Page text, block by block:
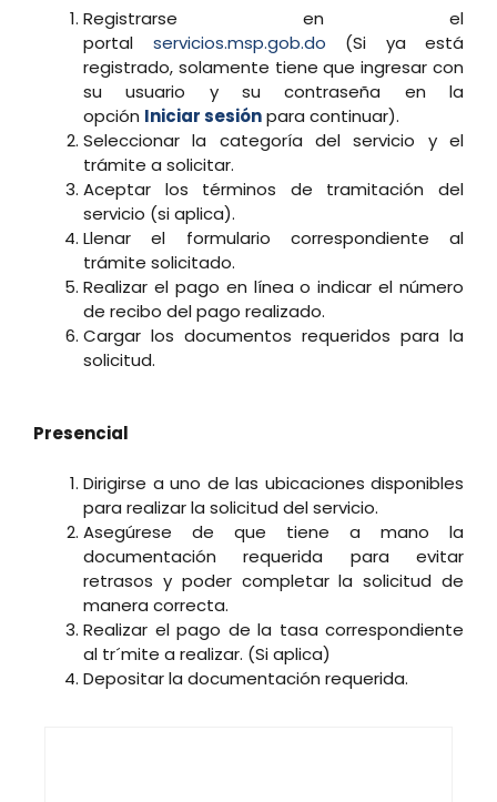
Registrarse en el
portal servicios.msp.gob.do (Si ya está
registrado, solamente tiene que ingresar con
su usuario y su contraseña en la
opción Iniciar sesiónpara continuar).
Seleccionar la categoría del servicio y el
trámite a solicitar.
Aceptar los términos de tramitación del
servicio (si aplica).
Llenar el formulario correspondiente al
trámite solicitado.
Realizar el pago en línea o indicar el número
de recibo del pago realizado.
Cargar los documentos requeridos para la
solicitud.
Presencial
Dirigirse a uno de las ubicaciones disponibles
para realizar la solicitud del servicio.
Asegúrese de que tiene a mano la
documentación requerida para evitar
retrasos y poder completar la solicitud de
manera correcta.
Realizar el pago de la tasa correspondiente
al tr´mite a realizar. (Si aplica)
Depositar la documentación requerida.